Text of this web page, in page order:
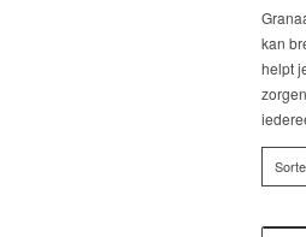
kan
helpt